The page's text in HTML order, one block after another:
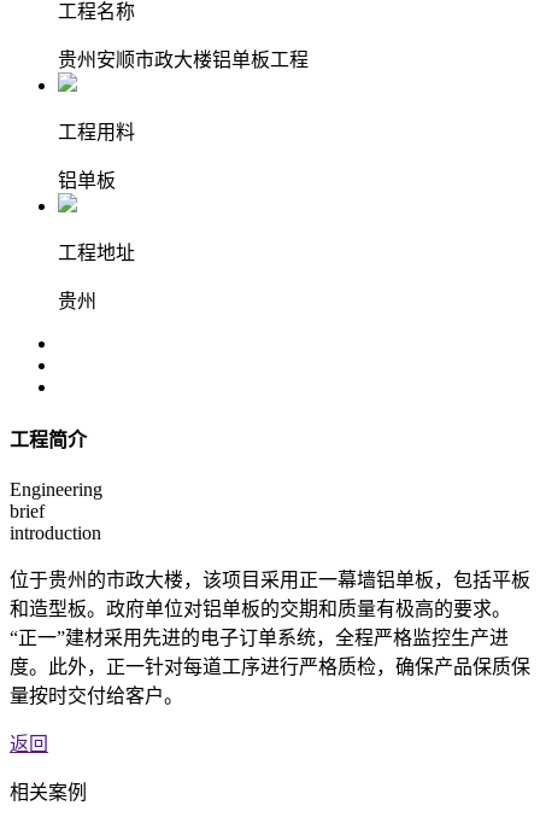
工程名称
贵州安顺市政大楼铝单板工程
工程用料
铝单板
工程地址
贵州
工程简介
Engineering
brief
introduction
位于贵州的市政大楼，该项目采用正一幕墙铝单板，包括平板
和造型板。政府单位对铝单板的交期和质量有极高的要求。
“正一”建材采用先进的电子订单系统，全程严格监控生产进
度。此外，正一针对每道工序进行严格质检，确保产品保质保
量按时交付给客户。
返回
相关案例